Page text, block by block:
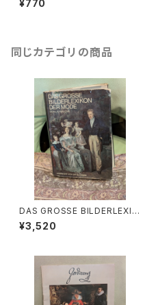
¥770
同じカテゴリの商品
DAS GROSSE BILDERLEXIK
ON DER MODE【著者：Ludmil
a Kybalová, Olga Herbeno
¥3,520